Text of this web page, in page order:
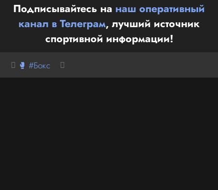
Подписывайтесь на наш оперативный
канал в Телеграм, лучший источник
спортивной информации!
🥊 #Бокс